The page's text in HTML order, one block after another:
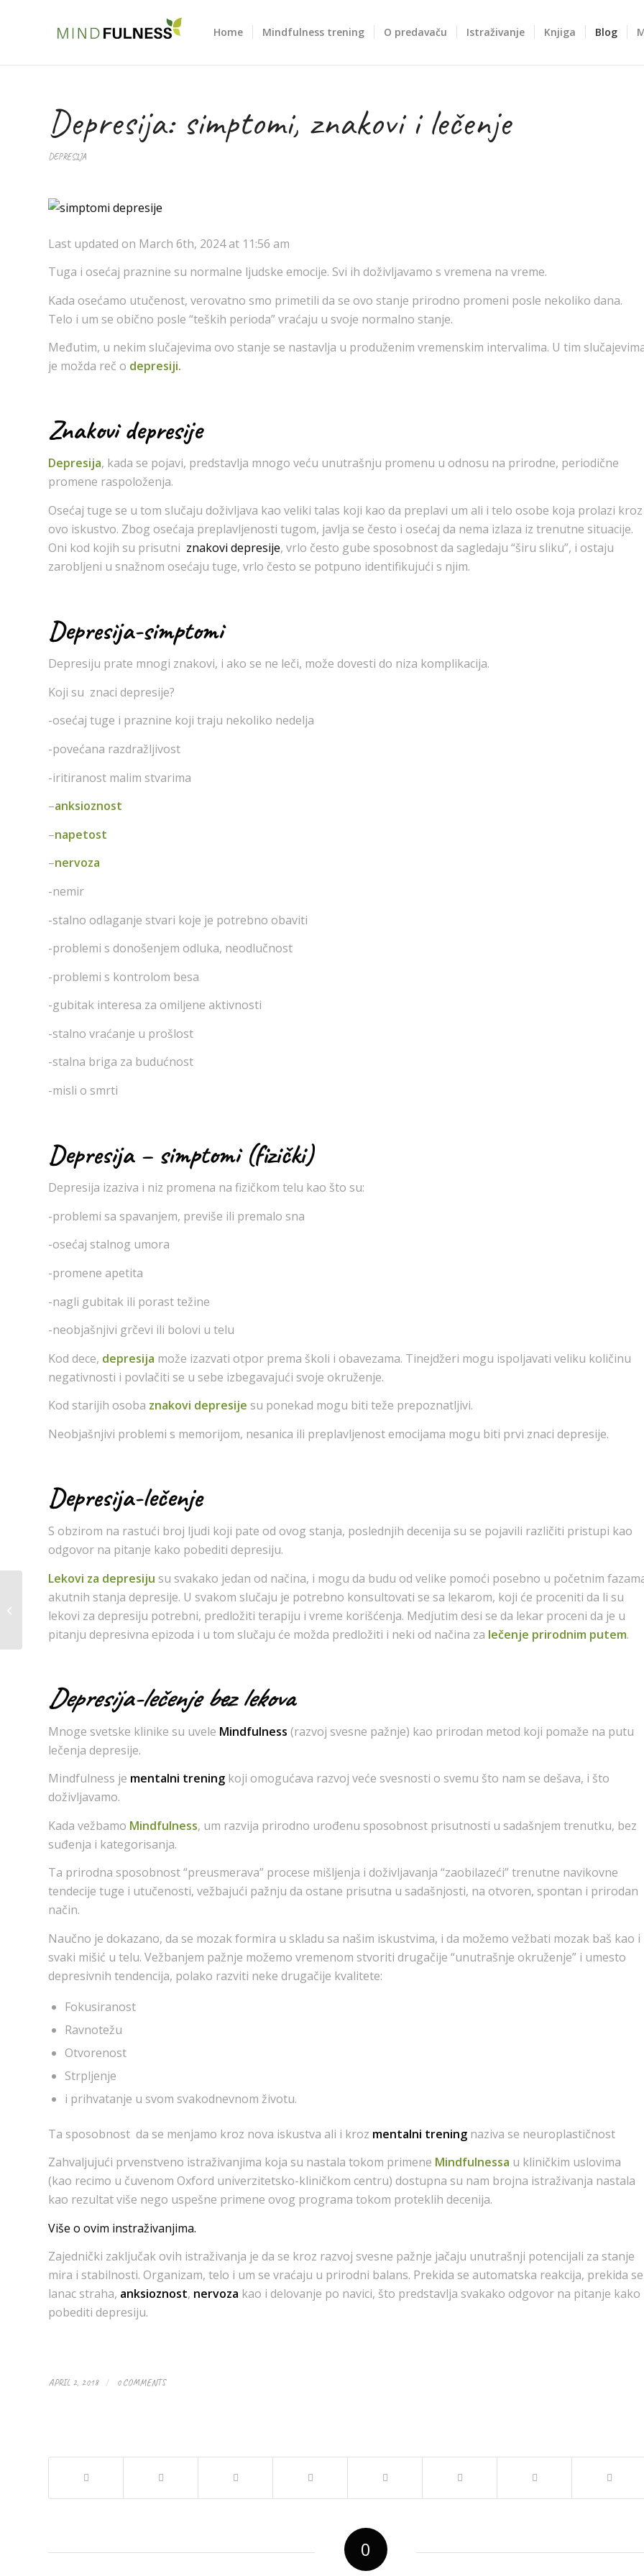
Home Mindfulness trening O predavaču Istraživanje Knjiga Blog
Depresija: simptomi, znakovi i lečenje
DEPRESIJA
Last updated on March 6th, 2024 at 11:56 am
Tuga i osećaj praznine su normalne ljudske emocije. Svi ih doživljavamo s vremena na vreme.
Kada osećamo utučenost, verovatno smo primetili da se ovo stanje prirodno promeni posle nekoliko dana.
Telo i um se obično posle “teških perioda” vraćaju u svoje normalno stanje.
Međutim, u nekim slučajevima ovo stanje se nastavlja u produženim vremenskim intervalima. U tim
je možda reč o depresiji.
Znakovi depresije
Depresija, kada se pojavi, predstavlja mnogo veću unutrašnju promenu u odnosu na prirodne, periodične
promene raspoloženja.
Osećaj tuge se u tom slučaju doživljava kao veliki talas koji kao da preplavi um ali i telo osobe koja prolazi kroz
ovo iskustvo. Zbog osećaja preplavljenosti tugom, javlja se često i osećaj da nema izlaza iz trenutne situacije.
Oni kod kojih su prisutni znakovi depresije, vrlo često gube sposobnost da sagledaju “širu sliku”, i ostaju
zarobljeni u snažnom osećaju tuge, vrlo često se potpuno identifikujući s njim.
Depresija-simptomi
Depresiju prate mnogi znakovi, i ako se ne leči, može dovesti do niza komplikacija.
Koji su znaci depresije?
-osećaj tuge i praznine koji traju nekoliko nedelja
-povećana razdražljivost
-iritiranost malim stvarima
–anksioznost
–napetost
–nervoza
-nemir
-stalno odlaganje stvari koje je potrebno obaviti
-problemi s donošenjem odluka, neodlučnost
-problemi s kontrolom besa
-gubitak interesa za omiljene aktivnosti
-stalno vraćanje u prošlost
-stalna briga za budućnost
-misli o smrti
Depresija – simptomi (fizički)
Depresija izaziva i niz promena na fizičkom telu kao što su:
-problemi sa spavanjem, previše ili premalo sna
-osećaj stalnog umora
-promene apetita
-nagli gubitak ili porast težine
-neobjašnjivi grčevi ili bolovi u telu
Kod dece, depresija može izazvati otpor prema školi i obavezama. Tinejdžeri mogu ispoljavati veliku količinu
negativnosti i povlačiti se u sebe izbegavajući svoje okruženje.
Kod starijih osoba znakovi depresije su ponekad mogu biti teže prepoznatljivi.
Neobjašnjivi problemi s memorijom, nesanica ili preplavljenost emocijama mogu biti prvi znaci depresije.
Depresija-lečenje
S obzirom na rastući broj ljudi koji pate od ovog stanja, poslednjih decenija su se pojavili različiti pristupi kao
odgovor na pitanje kako pobediti depresiju.
Lekovi za depresiju su svakako jedan od načina, i mogu da budu od velike pomoći posebno u početnim
akutnih stanja depresije. U svakom slučaju je potrebno konsultovati se sa lekarom, koji će proceniti da li su
lekovi za depresiju potrebni, predložiti terapiju i vreme korišćenja. Medjutim desi se da lekar proceni da je u
pitanju depresivna epizoda i u tom slučaju će možda predložiti i neki od načina za lečenje prirodnim putem.
Depresija-lečenje bez lekova
Mnoge svetske klinike su uvele Mindfulness (razvoj svesne pažnje) kao prirodan metod koji pomaže na putu
lečenja depresije.
Mindfulness je mentalni trening koji omogućava razvoj veće svesnosti o svemu što nam se dešava, i što
doživljavamo.
Kada vežbamo Mindfulness, um razvija prirodno urođenu sposobnost prisutnosti u sadašnjem trenutku, bez
suđenja i kategorisanja.
Ta prirodna sposobnost “preusmerava” procese mišljenja i doživljavanja “zaobilazeći” trenutne navikovne
tendecije tuge i utučenosti, vežbajući pažnju da ostane prisutna u sadašnjosti, na otvoren, spontan i prirodan
način.
Naučno je dokazano, da se mozak formira u skladu sa našim iskustvima, i da možemo vežbati mozak baš kao i
svaki mišić u telu. Vežbanjem pažnje možemo vremenom stvoriti drugačije “unutrašnje okruženje” i umesto
depresivnih tendencija, polako razviti neke drugačije kvalitete:
Fokusiranost
Ravnotežu
Otvorenost
Strpljenje
i prihvatanje u svom svakodnevnom životu.
Ta sposobnost da se menjamo kroz nova iskustva ali i kroz mentalni trening naziva se neuroplastičnost
Zahvaljujući prvenstveno istraživanjima koja su nastala tokom primene Mindfulnessa u kliničkim uslovima
(kao recimo u čuvenom Oxford univerzitetsko-kliničkom centru) dostupna su nam brojna istraživanja nastala
kao rezultat više nego uspešne primene ovog programa tokom proteklih decenija.
Više o ovim instraživanjima.
Zajednički zaključak ovih istraživanja je da se kroz razvoj svesne pažnje jačaju unutrašnji potencijali za stanje
mira i stabilnosti. Organizam, telo i um se vraćaju u prirodni balans. Prekida se automatska reakcija, prekida se
lanac straha, anksioznost, nervoza kao i delovanje po navici, što predstavlja svakako odgovor na pitanje kako
pobediti depresiju.
APRIL 2, 2018 / 0 COMMENTS
0
Kako smiriti nervozu i
napetost?